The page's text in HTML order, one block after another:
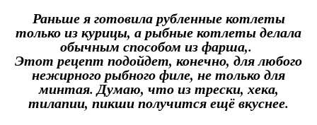
Раньше я готовила рубленные котлеты
только из курицы, а рыбные котлеты делала
обычным способом из фарша,.
Этот рецепт подойдет, конечно, для любого
нежирного рыбного филе, не только для
минтая. Думаю, что из трески, хека,
тилапии, пикши получится ещё вкуснее.